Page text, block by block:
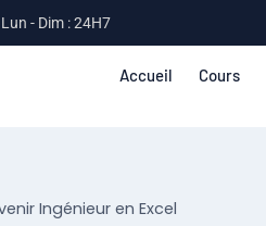
Lun - Dim : 24H7
Accueil Cours
Ingénieur en Excel